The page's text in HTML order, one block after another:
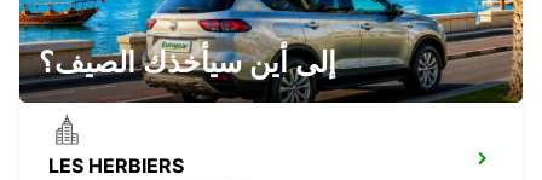
CHOLET - FRANCE
LES HERBIERS
إلى أين سيأخذك الصيف؟